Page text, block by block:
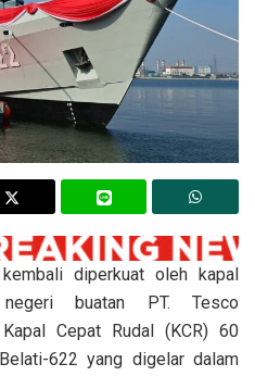
diperkuat oleh kapal
buatan PT. Tesco
Cepat Rudal (KCR) 60
622 yang digelar dalam